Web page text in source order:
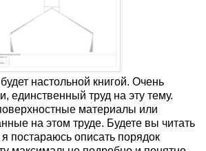
настольной книгой. Очень
единственный труд на эту тему.
материалы или
на этом труде. Будете вы читать
постараюсь описать порядок